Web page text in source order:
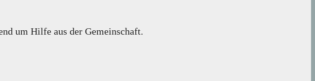
um Hilfe aus der Gemeinschaft.